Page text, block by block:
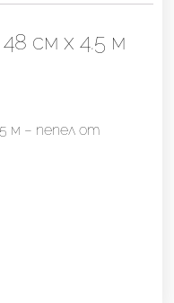
см х 4.5 м
м – пепел от